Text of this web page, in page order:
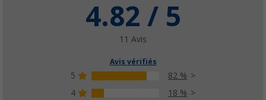
4.82 / 5
11 Avis
Avis vérifiés
5
82 %
4
18 %